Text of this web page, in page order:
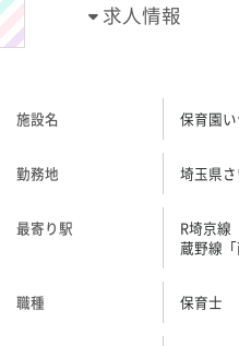
求人情報
施設名 保育園
勤務地 埼玉県
最寄り駅
R埼京線
蔵野線
職種 保育士